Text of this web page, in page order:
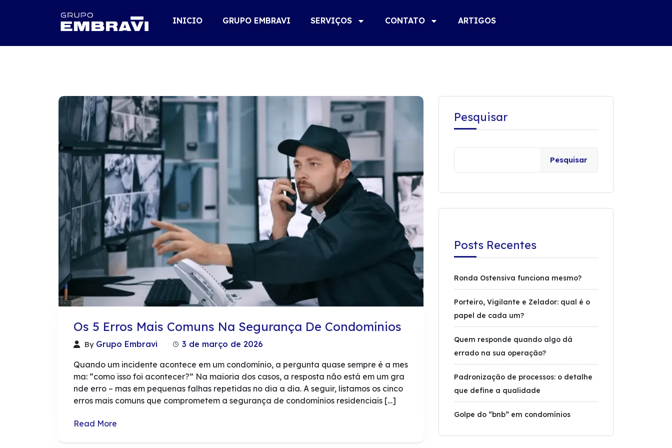
INICIO GRUPO EMBRAVI SERVIÇOS CONTATO ARTIGOS
Os 5 Erros Mais Comuns Na Segurança De Condomínios
By Grupo Embravi 3 de março de 2026
Quando um incidente acontece em um condomínio, a pergunta quase sempre é a mes
ma: “como isso foi acontecer?” Na maioria dos casos, a resposta não está em um gra
nde erro – mas em pequenas falhas repetidas no dia a dia. A seguir, listamos os cinco
erros mais comuns que comprometem a segurança de condomínios residenciais […]
Read More
Pesquisar
Pesquisar
Posts Recentes
Ronda Ostensiva funciona mesmo?
Porteiro, Vigilante e Zelador: qual é o
papel de cada um?
Quem responde quando algo dá
errado na sua operação?
Padronização de processos: o detalhe
que define a qualidade
Golpe do “bnb” em condomínios